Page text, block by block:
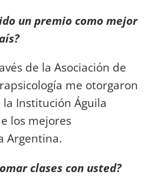
un premio como mejor
de la Asociación de
me otorgaron
Institución Águila
los mejores
Argentina.
clases con usted?